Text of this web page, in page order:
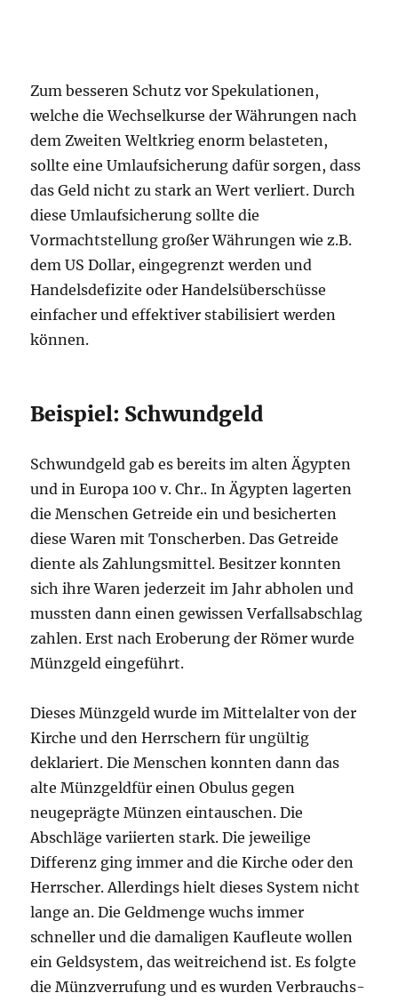
Zum besseren Schutz vor Spekulationen,
welche die Wechselkurse der Währungen nach
dem Zweiten Weltkrieg enorm belasteten,
sollte eine Umlaufsicherung dafür sorgen, dass
das Geld nicht zu stark an Wert verliert. Durch
diese Umlaufsicherung sollte die
Vormachtstellung großer Währungen wie z.B.
dem US Dollar, eingegrenzt werden und
Handelsdefizite oder Handelsüberschüsse
einfacher und effektiver stabilisiert werden
können.
Beispiel: Schwundgeld
Schwundgeld gab es bereits im alten Ägypten
und in Europa 100 v. Chr.. In Ägypten lagerten
die Menschen Getreide ein und besicherten
diese Waren mit Tonscherben. Das Getreide
diente als Zahlungsmittel. Besitzer konnten
sich ihre Waren jederzeit im Jahr abholen und
mussten dann einen gewissen Verfallsabschlag
zahlen. Erst nach Eroberung der Römer wurde
Münzgeld eingeführt.
Dieses Münzgeld wurde im Mittelalter von der
Kirche und den Herrschern für ungültig
deklariert. Die Menschen konnten dann das
alte Münzgeldfür einen Obulus gegen
neugeprägte Münzen eintauschen. Die
Abschläge variierten stark. Die jeweilige
Differenz ging immer and die Kirche oder den
Herrscher. Allerdings hielt dieses System nicht
lange an. Die Geldmenge wuchs immer
schneller und die damaligen Kaufleute wollen
ein Geldsystem, das weitreichend ist. Es folgte
die Münzverrufung und es wurden Verbrauchs-